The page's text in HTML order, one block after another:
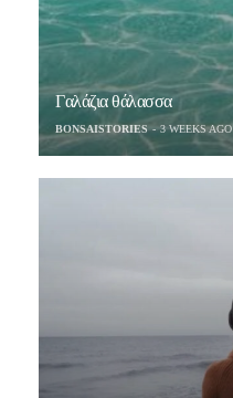
Γαλάζια θάλασσα
BONSAISTORIES 3 WEEKS AGO